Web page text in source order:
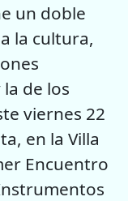
un doble
la cultura,
de los
viernes 22
en la Villa
Encuentro